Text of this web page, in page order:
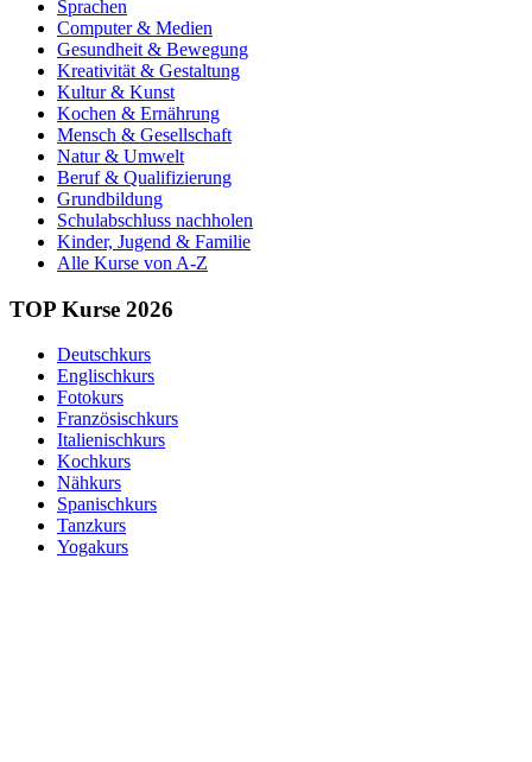
Sprachen
Computer & Medien
Gesundheit & Bewegung
Kreativität & Gestaltung
Kultur & Kunst
Kochen & Ernährung
Mensch & Gesellschaft
Natur & Umwelt
Beruf & Qualifizierung
Grundbildung
Schulabschluss nachholen
Kinder, Jugend & Familie
Alle Kurse von A-Z
TOP Kurse 2026
Deutschkurs
Englischkurs
Fotokurs
Französischkurs
Italienischkurs
Kochkurs
Nähkurs
Spanischkurs
Tanzkurs
Yogakurs